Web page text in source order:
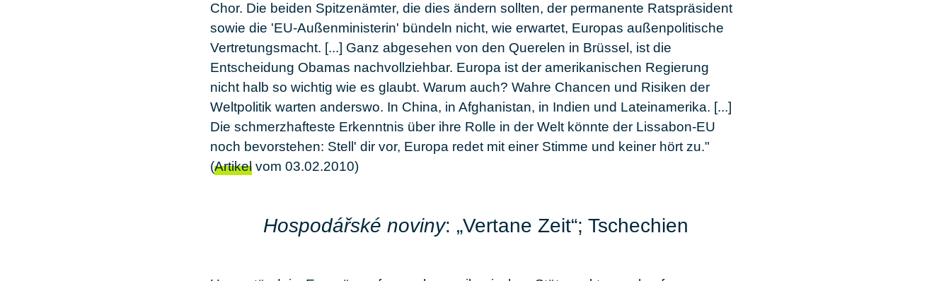
Chor. Die beiden Spitzenämter, die dies ändern sollten, der permanente Ratspräsident
sowie die 'EU-Außenministerin' bündeln nicht, wie erwartet, Europas außenpolitische
Vertretungsmacht. [...] Ganz abgesehen von den Querelen in Brüssel, ist die
Entscheidung Obamas nachvollziehbar. Europa ist der amerikanischen Regierung
nicht halb so wichtig wie es glaubt. Warum auch? Wahre Chancen und Risiken der
Weltpolitik warten anderswo. In China, in Afghanistan, in Indien und Lateinamerika. [...]
Die schmerzhafteste Erkenntnis über ihre Rolle in der Welt könnte der Lissabon-EU
noch bevorstehen: Stell' dir vor, Europa redet mit einer Stimme und keiner hört zu."
(Artikel vom 03.02.2010)
Hospodářské noviny: „Vertane Zeit“; Tschechien